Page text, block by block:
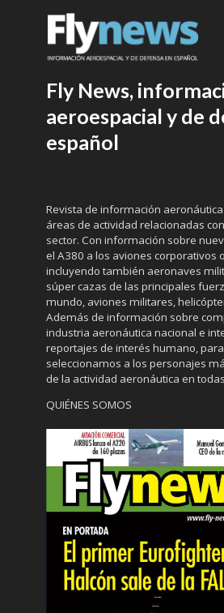
Fly News,
aeroespacial y de
español
Revista de información
áreas de actividad relacionadas
sector. Con información sobre
el A380 a los aviones corporativos
incluyendo también aeronaves
súper cazas de las principales
mundo, aviones militares,
Además de información sobre
industria aeronáutica nacional e
reportajes de interés humano,
seleccionamos a los personajes
de la actividad aeronáutica en
QUIÉNES SOMOS